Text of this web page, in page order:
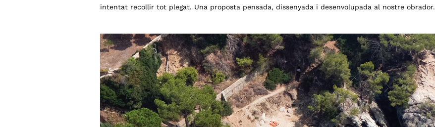
intentat recollir tot plegat. Una proposta pensada, dissenyada i desenvolupada al nostre obrador.